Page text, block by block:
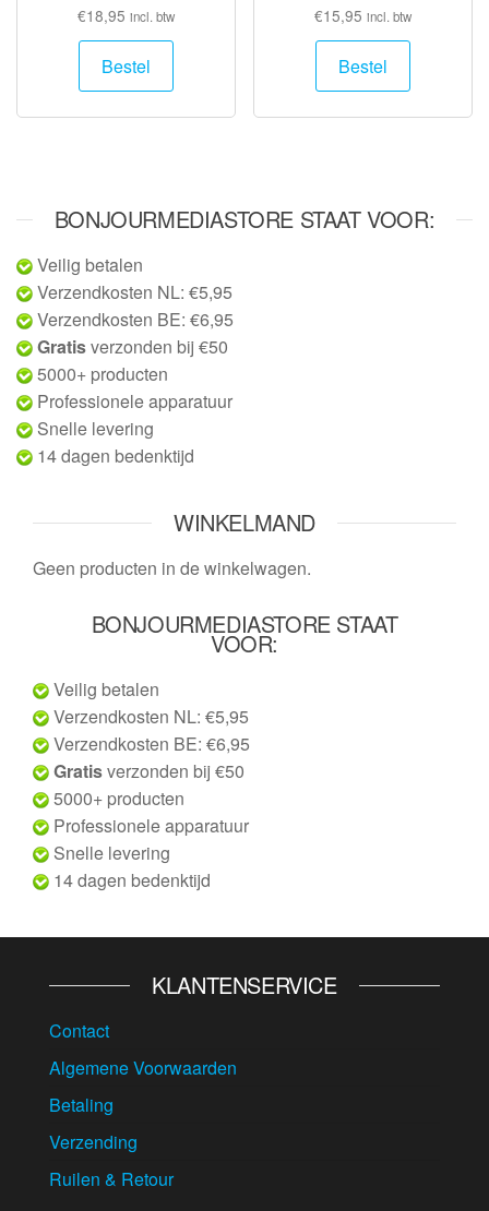
€18,95 incl. btw
Bestel
€15,95 incl. btw
Bestel
BONJOURMEDIASTORE STAAT VOOR:
Veilig betalen
Verzendkosten NL: €5,95
Verzendkosten BE: €6,95
Gratisverzonden bij €50
5000+ producten
Professionele apparatuur
Snelle levering
14 dagen bedenktijd
WINKELMAND
Geen producten in de winkelwagen.
BONJOURMEDIASTORE STAAT
VOOR:
Veilig betalen
Verzendkosten NL: €5,95
Verzendkosten BE: €6,95
Gratisverzonden bij €50
5000+ producten
Professionele apparatuur
Snelle levering
14 dagen bedenktijd
KLANTENSERVICE
Contact
Algemene Voorwaarden
Betaling
Verzending
Ruilen & Retour